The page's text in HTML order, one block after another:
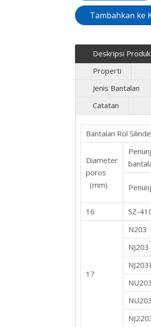
Tambahkan ke
Deskripsi Produk
Properti
Jenis Bantalan
Catatan
Bantalan Rol
Diameter
poros
(mm)
16 SZ-
17
N203
NJ203
NU203